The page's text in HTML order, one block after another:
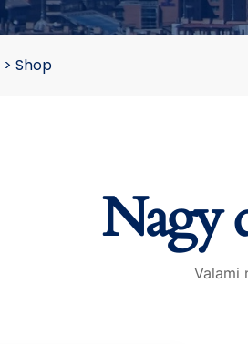
> Shop
Nagy
Valami